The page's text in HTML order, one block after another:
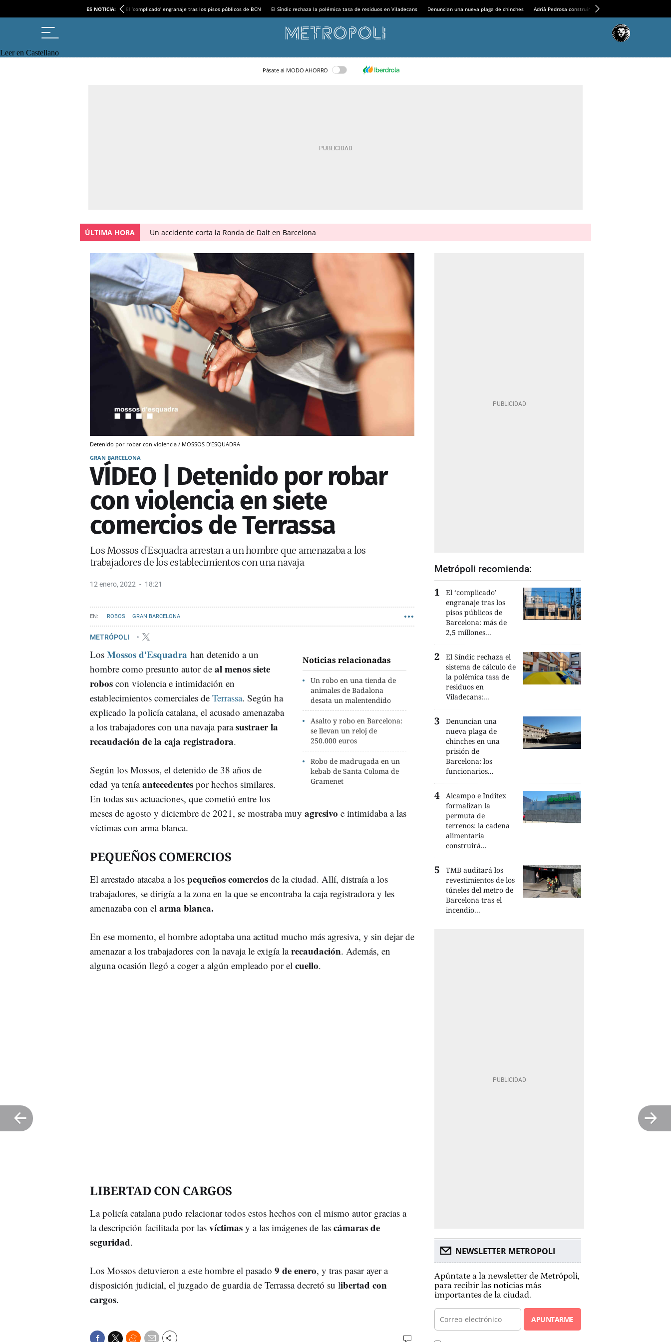
ES NOTICIA: El ‘complicado’ engranaje tras los pisos públicos de BCN El Síndic rechaza la polémica tasa de residuos en Viladecans Denuncian una nueva plaga de chinches Adrià Pedrosa construirá la nueva residencia en el
Leer en Castellano
Pásate al MODO AHORRO
ÚLTIMA HORA Un accidente corta la Ronda de Dalt en Barcelona
Detenido por robar con violencia / MOSSOS D'ESQUADRA
GRAN BARCELONA
VÍDEO | Detenido por robar
con violencia en siete
comercios de Terrassa
Los Mossos d'Esquadra arrestan a un hombre que amenazaba a los
trabajadores de los establecimientos con una navaja
12 enero, 2022 18:21
ROBOS GRAN BARCELONA
METRÓPOLI
Noticias relacionadas
Un robo en una tienda de
animales de Badalona
desata un malentendido
Asalto y robo en Barcelona:
se llevan un reloj de
250.000 euros
Robo de madrugada en un
kebab de Santa Coloma de
Gramenet
Los Mossos d'Esquadra han detenido a un
hombre como presunto autor de al menos siete
robos con violencia e intimidación en
establecimientos comerciales de Terrassa. Según ha
explicado la policía catalana, el acusado amenazaba
a los trabajadores con una navaja parasustraer la
recaudación de la caja registradora.
Según los Mossos, el detenido de 38 años de
edad ya teníaantecedentes por hechos similares.
En todas sus actuaciones, que cometió entre los
meses de agosto y diciembre de 2021, se mostraba muy agresivo e intimidaba a las
víctimas con arma blanca.
PEQUEÑOS COMERCIOS
El arrestado atacaba a los pequeños comercios de la ciudad. Allí, distraía a los
trabajadores, se dirigía a la zona en la que se encontraba la caja registradora y les
amenazaba con el arma blanca.
En ese momento, el hombre adoptaba una actitud mucho más agresiva, y sin dejar de
amenazar a los trabajadores con la navaja le exigía larecaudación. Además, en
alguna ocasión llegó a coger a algún empleado por el cuello.
LIBERTAD CON CARGOS
La policía catalana pudo relacionar todos estos hechos con el mismo autor gracias a
la descripción facilitada por las víctimas y a las imágenes de las cámaras de
seguridad.
Los Mossos detuvieron a este hombre el pasado 9 de enero, y tras pasar ayer a
disposición judicial, el juzgado de guardia de Terrassa decretó su libertad con
cargos.
Metrópoli recomienda:
El ‘complicado’
engranaje tras los
pisos públicos de
Barcelona: más de
2,5 millones...
El Síndic rechaza el
sistema de cálculo de
la polémica tasa de
residuos en
Viladecans:...
Denuncian una
nueva plaga de
chinches en una
prisión de
Barcelona: los
funcionarios...
Alcampo e Inditex
formalizan la
permuta de
terrenos: la cadena
alimentaria
construirá...
TMB auditará los
revestimientos de los
túneles del metro de
Barcelona tras el
incendio...
NEWSLETTER METROPOLI
Apúntate a la newsletter de Metrópoli,
para recibir las noticias más
importantes de la ciudad.
APUNTARME